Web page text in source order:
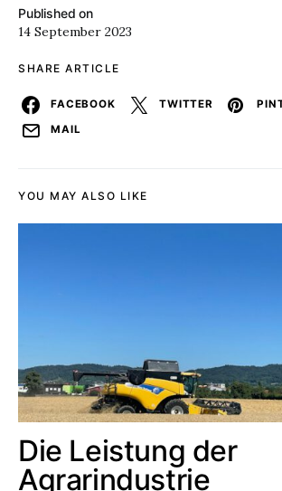
Published on
14 September 2023
SHARE ARTICLE
FACEBOOK TWITTER
MAIL
YOU MAY ALSO LIKE
Die Leistung der
Agrarindustrie